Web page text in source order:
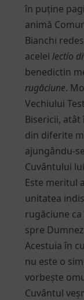
în puține
animă
Bianchi
acelei lectio
benedictin
rugăciune.
Vechiului
Bisericii, atât
din diferite
ajungându-
Cuvântului
Este meritul
unitatea
rugăciune
spre
Acestuia în
nu este o
vorbește
Cuvântul